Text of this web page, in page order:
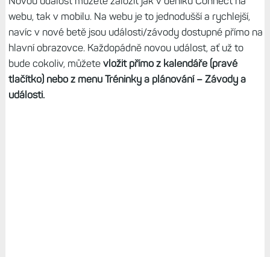
webu, tak v mobilu. Na webu je to jednodušší a rychlejší,
navíc v nové betě jsou události/závody dostupné přímo na
hlavní obrazovce. Každopádně novou událost, ať už to
bude cokoliv, můžete vložit přímo z kalendáře (pravé
tlačítko) nebo z menu Tréninky a plánování – Závody a
události.